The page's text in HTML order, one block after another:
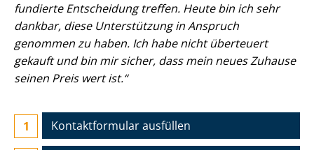
fundierte Entscheidung treffen. Heute bin ich sehr
dankbar, diese Unterstützung in Anspruch
genommen zu haben. Ich habe nicht überteuert
gekauft und bin mir sicher, dass mein neues Zuhause
seinen Preis wert ist.“
Kontaktformular ausfüllen